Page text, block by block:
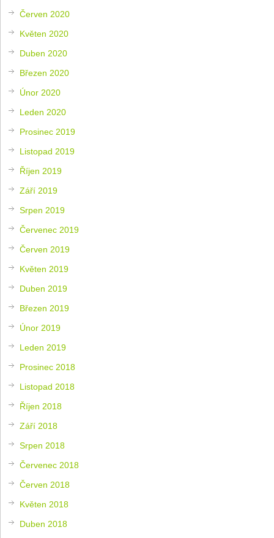
Červen 2020
Květen 2020
Duben 2020
Březen 2020
Únor 2020
Leden 2020
Prosinec 2019
Listopad 2019
Říjen 2019
Září 2019
Srpen 2019
Červenec 2019
Červen 2019
Květen 2019
Duben 2019
Březen 2019
Únor 2019
Leden 2019
Prosinec 2018
Listopad 2018
Říjen 2018
Září 2018
Srpen 2018
Červenec 2018
Červen 2018
Květen 2018
Duben 2018